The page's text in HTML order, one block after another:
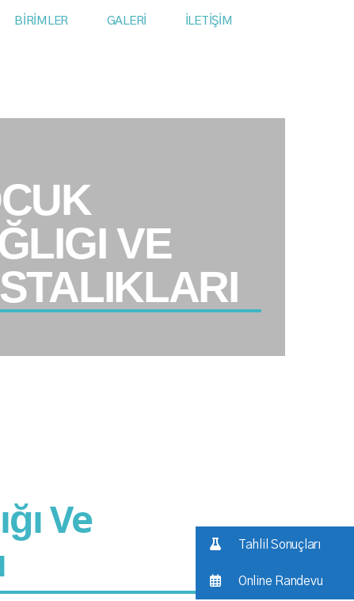
BİRİMLER GALERİ İLETİŞİM
VE
Ve Tahlil Sonuçları
Online Randevu